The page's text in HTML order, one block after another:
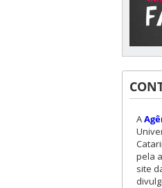
A
pela
site